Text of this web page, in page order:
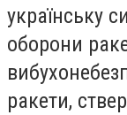
українську
оборони
ракети,